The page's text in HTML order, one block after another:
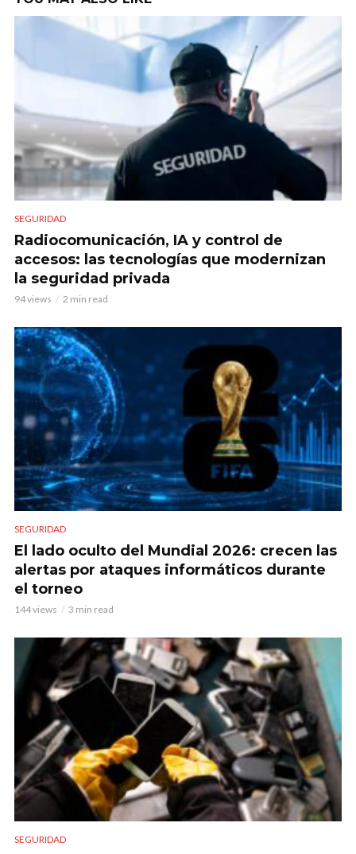
SEGURIDAD
Radiocomunicación, IA y control de
accesos: las tecnologías que modernizan
la seguridad privada
94 views 2 min read
SEGURIDAD
El lado oculto del Mundial 2026: crecen las
alertas por ataques informáticos durante
el torneo
144 views 3 min read
SEGURIDAD